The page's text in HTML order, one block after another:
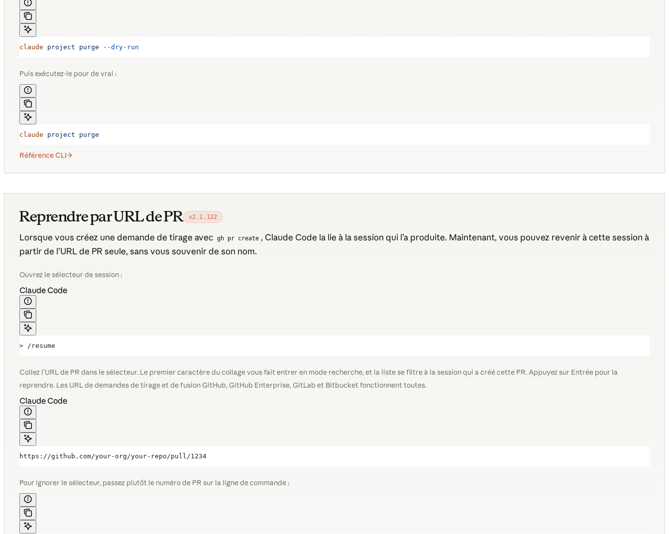
claude project purge --dry-run
Puis exécutez-le pour de vrai :
claude project purge
Référence CLI
Reprendre par URL de PR v2.1.122
Lorsque vous créez une demande de tirage avec gh pr create , Claude Code la lie à la session qui l’a produite. Maintenant, vous pouvez revenir à cette session à
partir de l’URL de PR seule, sans vous souvenir de son nom.
Ouvrez le sélecteur de session :
Claude Code
> /resume
Collez l’URL de PR dans le sélecteur. Le premier caractère du collage vous fait entrer en mode recherche, et la liste se filtre à la session qui a créé cette PR. Appuyez sur Entrée pour la
reprendre. Les URL de demandes de tirage et de fusion GitHub, GitHub Enterprise, GitLab et Bitbucket fonctionnent toutes.
Claude Code
https://github.com/your-org/your-repo/pull/1234
Pour ignorer le sélecteur, passez plutôt le numéro de PR sur la ligne de commande :